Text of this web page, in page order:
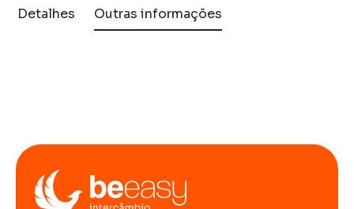
Detalhes Outras informações